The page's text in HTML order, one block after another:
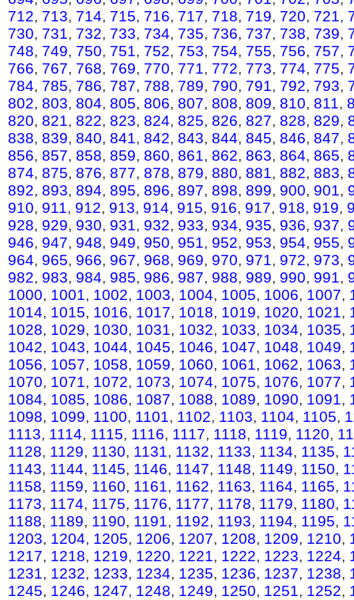
712, 713, 714, 715, 716, 717, 718, 719, 720, 721,
730, 731, 732, 733, 734, 735, 736, 737, 738, 739,
748, 749, 750, 751, 752, 753, 754, 755, 756, 757,
766, 767, 768, 769, 770, 771, 772, 773, 774, 775,
784, 785, 786, 787, 788, 789, 790, 791, 792, 793,
802, 803, 804, 805, 806, 807, 808, 809, 810, 811,
820, 821, 822, 823, 824, 825, 826, 827, 828, 829,
838, 839, 840, 841, 842, 843, 844, 845, 846, 847,
856, 857, 858, 859, 860, 861, 862, 863, 864, 865,
874, 875, 876, 877, 878, 879, 880, 881, 882, 883,
892, 893, 894, 895, 896, 897, 898, 899, 900, 901,
910, 911, 912, 913, 914, 915, 916, 917, 918, 919,
928, 929, 930, 931, 932, 933, 934, 935, 936, 937,
946, 947, 948, 949, 950, 951, 952, 953, 954, 955,
964, 965, 966, 967, 968, 969, 970, 971, 972, 973,
982, 983, 984, 985, 986, 987, 988, 989, 990, 991,
1000, 1001, 1002, 1003, 1004, 1005, 1006, 1007,
1014, 1015, 1016, 1017, 1018, 1019, 1020, 1021,
1028, 1029, 1030, 1031, 1032, 1033, 1034, 1035,
1042, 1043, 1044, 1045, 1046, 1047, 1048, 1049,
1056, 1057, 1058, 1059, 1060, 1061, 1062, 1063,
1070, 1071, 1072, 1073, 1074, 1075, 1076, 1077,
1084, 1085, 1086, 1087, 1088, 1089, 1090, 1091,
1098, 1099, 1100, 1101, 1102, 1103, 1104, 1105,
1113, 1114, 1115, 1116, 1117, 1118, 1119, 1120,
1128, 1129, 1130, 1131, 1132, 1133, 1134, 1135,
1143, 1144, 1145, 1146, 1147, 1148, 1149, 1150,
1158, 1159, 1160, 1161, 1162, 1163, 1164, 1165,
1173, 1174, 1175, 1176, 1177, 1178, 1179, 1180,
1188, 1189, 1190, 1191, 1192, 1193, 1194, 1195,
1203, 1204, 1205, 1206, 1207, 1208, 1209, 1210,
1217, 1218, 1219, 1220, 1221, 1222, 1223, 1224,
1231, 1232, 1233, 1234, 1235, 1236, 1237, 1238,
1245, 1246, 1247, 1248, 1249, 1250, 1251, 1252,